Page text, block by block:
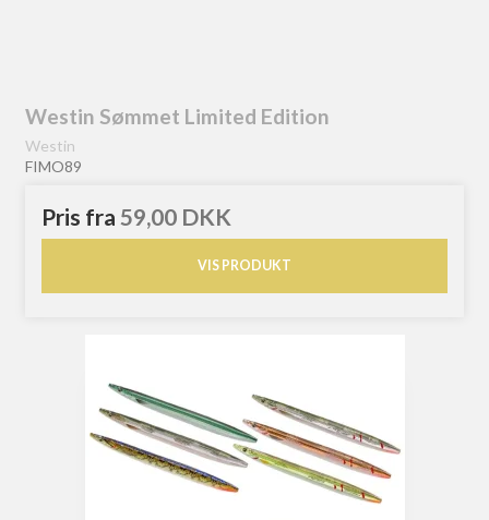
Westin Sømmet Limited Edition
Westin
FIMO89
Pris fra59,00 DKK
VIS PRODUKT